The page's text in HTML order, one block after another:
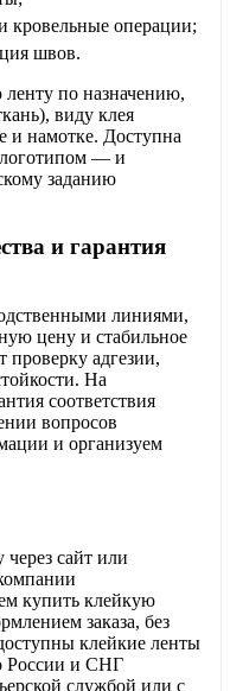
кровельные операции;
швов.
по назначению,
виду клея
и намотке. Доступна
логотипом — и
заданию
и гарантия
линиями,
цену и стабильное
проверку адгезии,
На
соответствия
вопросов
и организуем
сайт или
купить клейкую
заказа, без
клейкие ленты
России и СНГ
службой или с